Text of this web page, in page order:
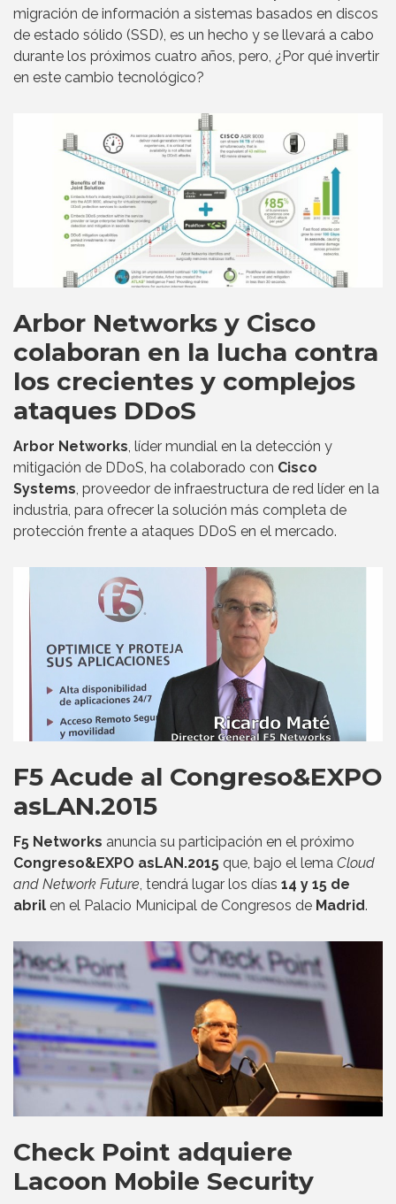
migración de información a sistemas basados en discos
de estado sólido (SSD), es un hecho y se llevará a cabo
durante los próximos cuatro años, pero, ¿Por qué invertir
en este cambio tecnológico?
Arbor Networks y Cisco
colaboran en la lucha contra
los crecientes y complejos
ataques DDoS
Arbor Networks, líder mundial en la detección y
mitigación de DDoS, ha colaborado con Cisco
Systems, proveedor de infraestructura de red líder en la
industria, para ofrecer la solución más completa de
protección frente a ataques DDoS en el mercado.
F5 Acude al Congreso&EXPO
asLAN.2015
F5 Networks anuncia su participación en el próximo
Congreso&EXPO asLAN.2015 que, bajo el lema Cloud
and Network Future, tendrá lugar los días 14 y 15 de
abril en el Palacio Municipal de Congresos de Madrid.
Check Point adquiere
Lacoon Mobile Security